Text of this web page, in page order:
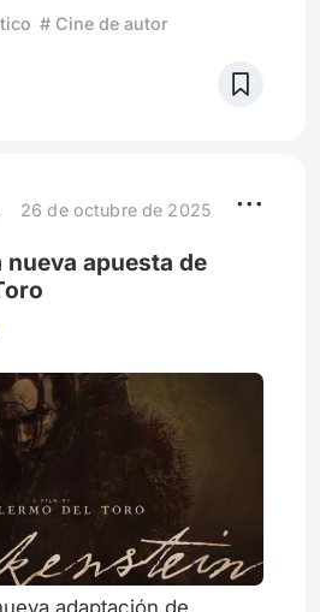
expectación han
el pasado mes de
menos, ya que se trata
asombro y éxtasis
# Cine de autor
26 de octubre de 2025
nueva apuesta de